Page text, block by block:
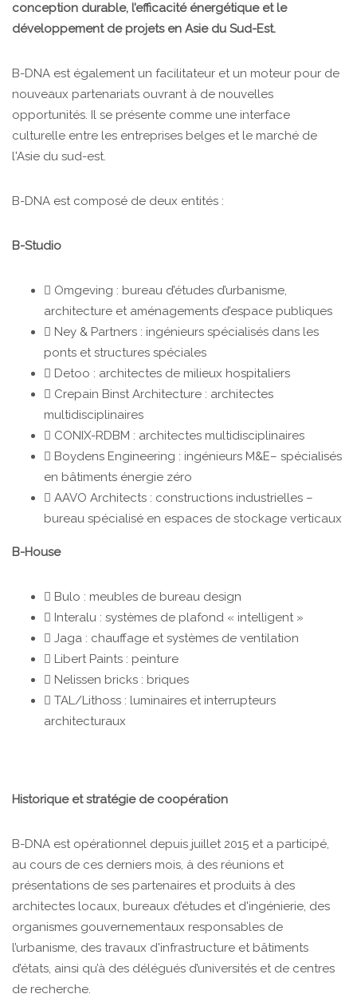
conception durable, l’efficacité énergétique et le
développement de projets en Asie du Sud-Est.
B-DNA est également un facilitateur et un moteur pour de
nouveaux partenariats ouvrant à de nouvelles
opportunités. Il se présente comme une interface
culturelle entre les entreprises belges et le marché de
l'Asie du sud-est.
B-DNA est composé de deux entités :
B-Studio
 Omgeving : bureau d’études d’urbanisme,
architecture et aménagements d’espace publiques
 Ney & Partners : ingénieurs spécialisés dans les
ponts et structures spéciales
 Detoo : architectes de milieux hospitaliers
 Crepain Binst Architecture : architectes
multidisciplinaires
 CONIX-RDBM : architectes multidisciplinaires
 Boydens Engineering : ingénieurs M&E– spécialisés
en bâtiments énergie zéro
 AAVO Architects : constructions industrielles –
bureau spécialisé en espaces de stockage verticaux
B-House
 Bulo : meubles de bureau design
 Interalu : systèmes de plafond « intelligent »
 Jaga : chauffage et systèmes de ventilation
 Libert Paints : peinture
 Nelissen bricks : briques
 TAL/Lithoss : luminaires et interrupteurs
architecturaux
Historique et stratégie de coopération
B-DNA est opérationnel depuis juillet 2015 et a participé,
au cours de ces derniers mois, à des réunions et
présentations de ses partenaires et produits à des
architectes locaux, bureaux d’études et d'ingénierie, des
organismes gouvernementaux responsables de
l’urbanisme, des travaux d'infrastructure et bâtiments
d’états, ainsi qu’à des délégués d’universités et de centres
de recherche.